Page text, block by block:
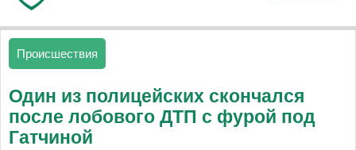
Происшествия
Один из полицейских скончался
после лобового ДТП с фурой под
Гатчиной